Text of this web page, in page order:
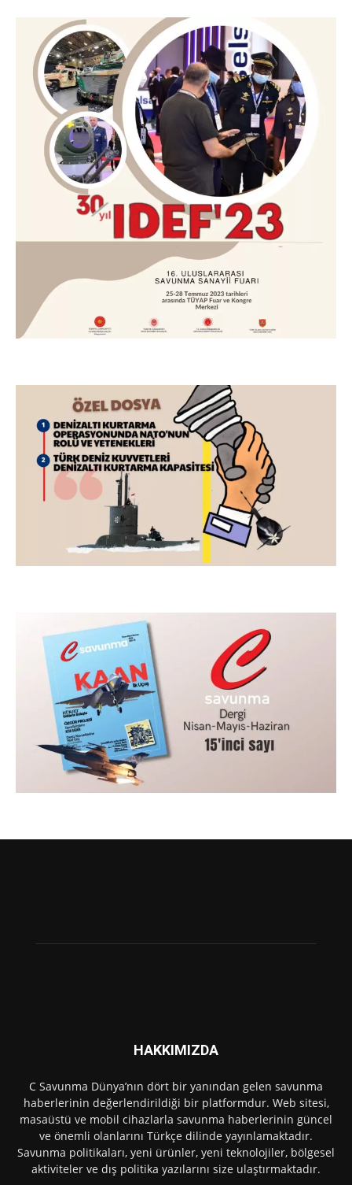
HAKKIMIZDA
C Savunma Dünya’nın dört bir yanından gelen savunma
haberlerinin değerlendirildiği bir platformdur. Web sitesi,
masaüstü ve mobil cihazlarla savunma haberlerinin güncel
ve önemli olanlarını Türkçe dilinde yayınlamaktadır.
Savunma politikaları, yeni ürünler, yeni teknolojiler, bölgesel
aktiviteler ve dış politika yazılarını size ulaştırmaktadır.